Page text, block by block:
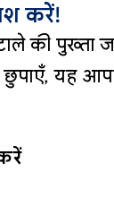
करें!
की पुख्ता
यह